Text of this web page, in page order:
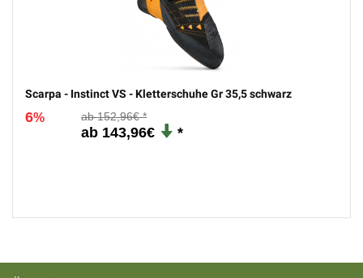
Scarpa - Instinct VS - Kletterschuhe Gr 35,5 schwarz
6% 152,96€
143,96€